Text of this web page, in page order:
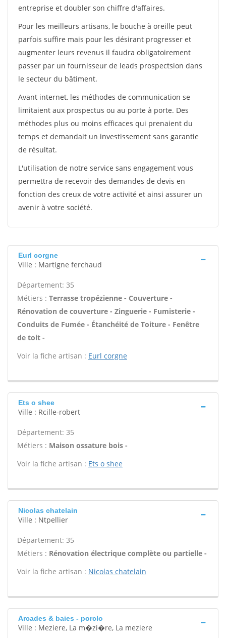
entreprise et doubler son chiffre d'affaires.
Pour les meilleurs artisans, le bouche à oreille peut
parfois suffire mais pour les désirant progresser et
augmenter leurs revenus il faudra obligatoirement
passer par un fournisseur de leads prospectsion dans
le secteur du bâtiment.
Avant internet, les méthodes de communication se
limitaient aux prospectus ou au porte à porte. Des
méthodes plus ou moins efficaces qui prenaient du
temps et demandait un investissement sans garantie
de résultat.
L'utilisation de notre service sans engagement vous
permettra de recevoir des demandes de devis en
fonction des creux de votre activité et ainsi assurer un
avenir à votre société.
Eurl corgne
Ville : Martigne ferchaud
Département: 35
Métiers : Terrasse tropézienne - Couverture -
Rénovation de couverture - Zinguerie - Fumisterie -
Conduits de Fumée - Étanchéité de Toiture - Fenêtre
de toit -
Voir la fiche artisan : Eurl corgne
Ets o shee
Ville : Rcille-robert
Département: 35
Métiers : Maison ossature bois -
Voir la fiche artisan : Ets o shee
Nicolas chatelain
Ville : Ntpellier
Département: 35
Métiers : Rénovation électrique complète ou partielle -
Voir la fiche artisan : Nicolas chatelain
Arcades & baies - porclo
Ville : Meziere, La m�zi�re, La meziere